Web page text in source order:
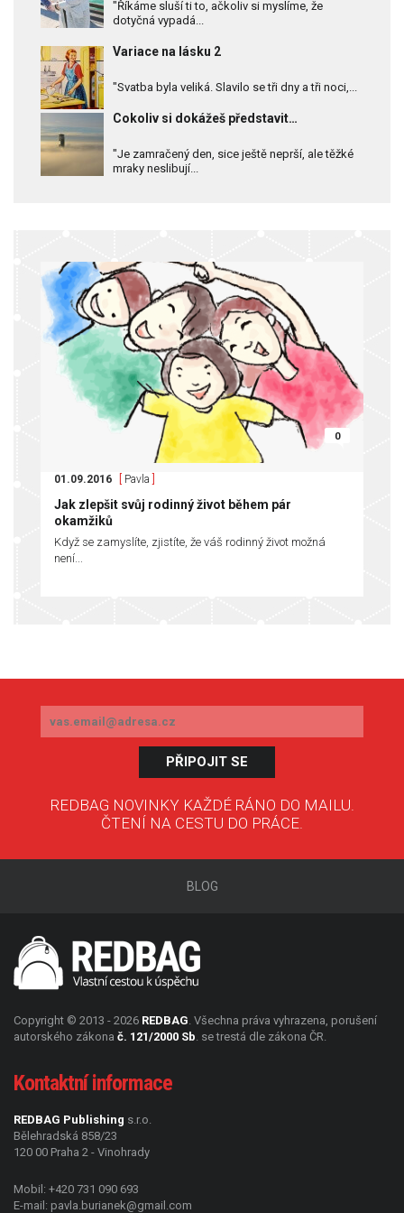
"Říkáme sluší ti to, ačkoliv si myslíme, že
dotyčná vypadá...
Variace na lásku 2
"Svatba byla veliká. Slavilo se tři dny a tři noci,...
Cokoliv si dokážeš představit…
"Je zamračený den, sice ještě neprší, ale těžké
mraky neslibují...
0
01.09.2016 Pavla
Jak zlepšit svůj rodinný život během pár
okamžiků
Když se zamyslíte, zjistíte, že váš rodinný život možná
není...
PŘIPOJIT SE
REDBAG NOVINKY KAŽDÉ RÁNO DO MAILU.
ČTENÍ NA CESTU DO PRÁCE.
BLOG
Copyright © 2013 - 2026 REDBAG. Všechna práva vyhrazena, porušení
autorského zákona č. 121/2000 Sb. se trestá dle zákona ČR.
Kontaktní informace
REDBAG Publishing s.r.o.
Bělehradská 858/23
120 00 Praha 2 - Vinohrady
Mobil: +420 731 090 693
E-mail: pavla.burianek@gmail.com